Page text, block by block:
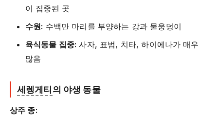
이 집중된 곳
수원: 수백만 마리를 부양하는 강과 물웅덩이
육식동물 집중: 사자, 표범, 치타, 하이에나가 매우
많음
세렝게티의 야생 동물
상주 종: